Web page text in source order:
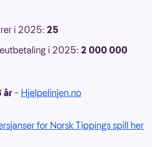
i 2025: 25
i 2025: 2 000 000
år – Hjelpelinjen.no
for Norsk Tippings spill her